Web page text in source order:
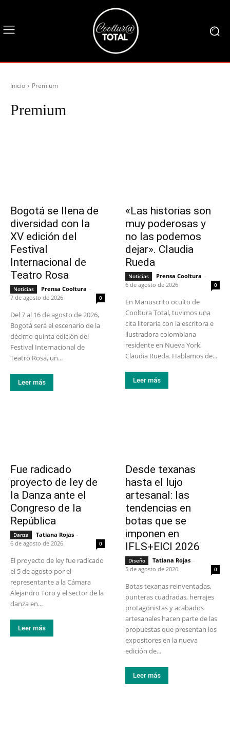
Inicio Premium
Premium
Bogotá se llena de
diversidad con la
XV edición del
Festival
Internacional de
Teatro Rosa
Noticias Prensa Cooltura -
7 de agosto de 2026
0
Del 7 al 16 de agosto de 2026,
Bogotá será el escenario de la
décimo quinta edición del
Festival Internacional de
Teatro Rosa, un...
Leer más
«Las historias son
muy poderosas y
no las podemos
dejar». Claudia
Rueda
Noticias Prensa Cooltura -
6 de agosto de 2026
0
En Manuscrito oculto de
Cooltura Total, tuvimos una
cita literaria con la escritora e
ilustradora colombiana
residente en Nueva York,
Claudia Rueda. Hablamos de...
Leer más
Fue radicado
proyecto de ley de
la Danza ante el
Congreso de la
República
Danza Tatiana Rojas -
6 de agosto de 2026
0
El proyecto de ley fue radicado
el 5 de agosto por el
representante a la Cámara
Alejandro Toro y el sector de la
danza en...
Leer más
Desde texanas
hasta el lujo
artesanal: las
tendencias en
botas que se
imponen en
IFLS+EICI 2026
Diseño Tatiana Rojas -
5 de agosto de 2026
0
Botas texanas reinventadas,
punteras cuadradas, herrajes
protagonistas y acabados
artesanales hacen parte de las
propuestas que presentan los
expositores en la nueva
edición de...
Leer más